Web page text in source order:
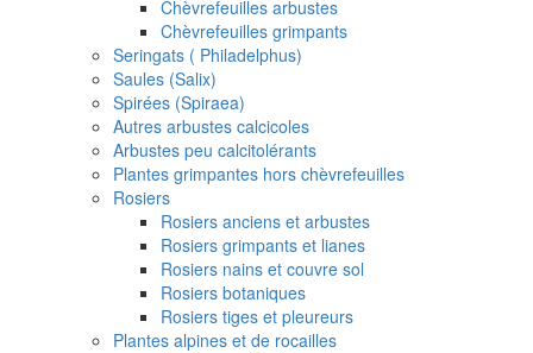
Chèvrefeuilles arbustes
Chèvrefeuilles grimpants
Seringats ( Philadelphus)
Saules (Salix)
Spirées (Spiraea)
Autres arbustes calcicoles
Arbustes peu calcitolérants
Plantes grimpantes hors chèvrefeuilles
Rosiers
Rosiers anciens et arbustes
Rosiers grimpants et lianes
Rosiers nains et couvre sol
Rosiers botaniques
Rosiers tiges et pleureurs
Plantes alpines et de rocailles